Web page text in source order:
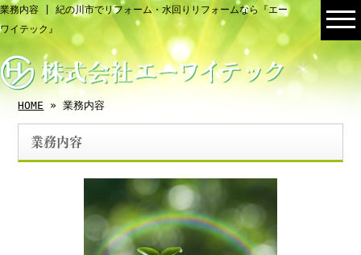
業務内容 | 紀の川市でリフォーム・水回りリフォームなら『エー
ワイテック』
HOME » 業務内容
業務内容